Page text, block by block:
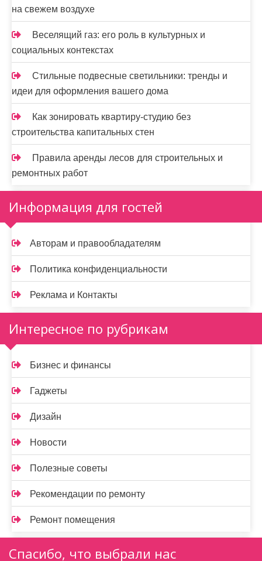
на свежем воздухе
Веселящий газ: его роль в культурных и
социальных контекстах
Стильные подвесные светильники: тренды и
идеи для оформления вашего дома
Как зонировать квартиру-студию без
строительства капитальных стен
Правила аренды лесов для строительных и
ремонтных работ
Информация для гостей
Авторам и правообладателям
Политика конфиденциальности
Реклама и Контакты
Интересное по рубрикам
Бизнес и финансы
Гаджеты
Дизайн
Новости
Полезные советы
Рекомендации по ремонту
Ремонт помещения
Спасибо, что выбрали нас